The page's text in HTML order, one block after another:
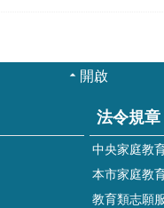
開啟
法令規章
中央家庭教
本市家庭教
教育類志願